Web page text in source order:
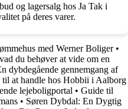
og lagersalg hos Ja Tak i
på deres varer.
med Werner Boliger•
du behøver at vide om en
dybdegående gennemgang af
til at handle hos Hobbii i Aalborg
lejeboligportal • Guide til
• Søren Dybdal: En Dygtig